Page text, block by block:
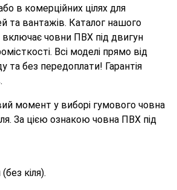
в комерційних цілях для
та вантажів. Каталог нашого
включає човни ПВХ під двигун
Всі моделі прямо від
та без передоплати! Гарантія
момент у виборі гумового човна
За цією ознакою човна ПВХ під
кіля).